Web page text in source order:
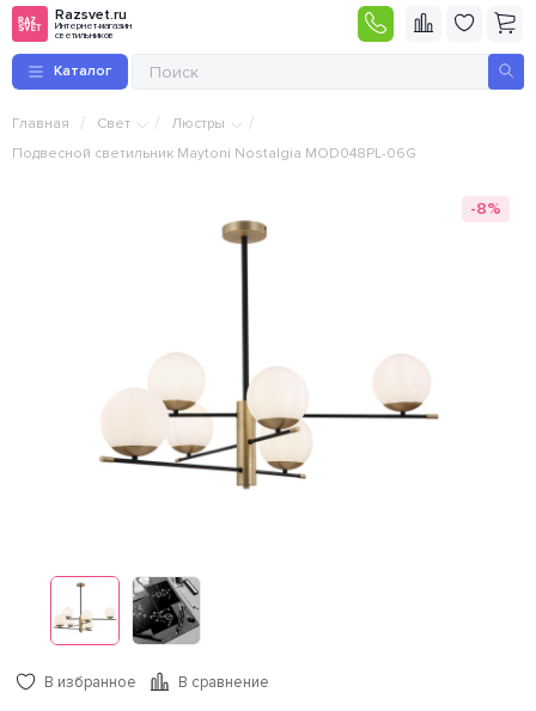
Razsvet.ru
Интернет-магазин
светильников
Каталог
Главная / Свет / Люстры /
Подвесной светильник Maytoni Nostalgia MOD048PL-06G
-8%
В избранное В сравнение